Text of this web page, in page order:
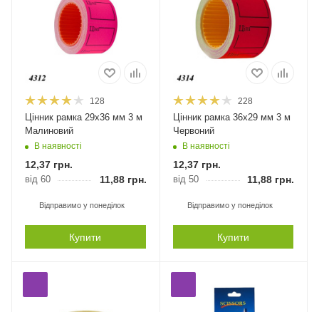
128
Цінник рамка 29х36 мм 3 м
Малиновий
В наявності
12,37 грн.
від 60 11,88грн.
Відправимо у понеділок
Купити
228
Цінник рамка 36х29 мм 3 м
Червоний
В наявності
12,37грн.
від 50 11,88 грн.
Відправимо у понеділок
Купити